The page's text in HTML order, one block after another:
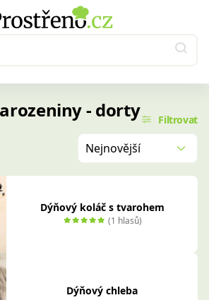
- dorty Filtrovat
Nejnovější
Dýňový koláč s tvarohem
(1 hlasů)
Dýňový chleba